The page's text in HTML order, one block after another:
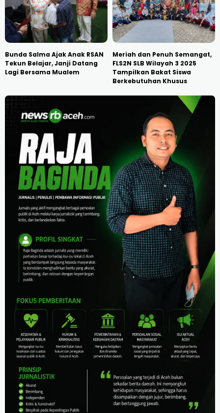
Bunda Salma Ajak Anak RSAN
Tekun Belajar, Janji Datang
Lagi Bersama Mualem
Meriah dan Penuh Semangat,
FLS2N SLB Wilayah 3 2025
Tampilkan Bakat Siswa
Berkebutuhan Khusus